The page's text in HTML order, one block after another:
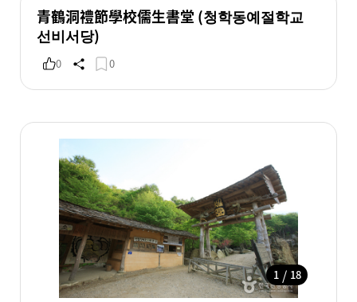
青鶴洞禮節學校儒生書堂 (청학동예절학교
선비서당)
0 0
1 / 18